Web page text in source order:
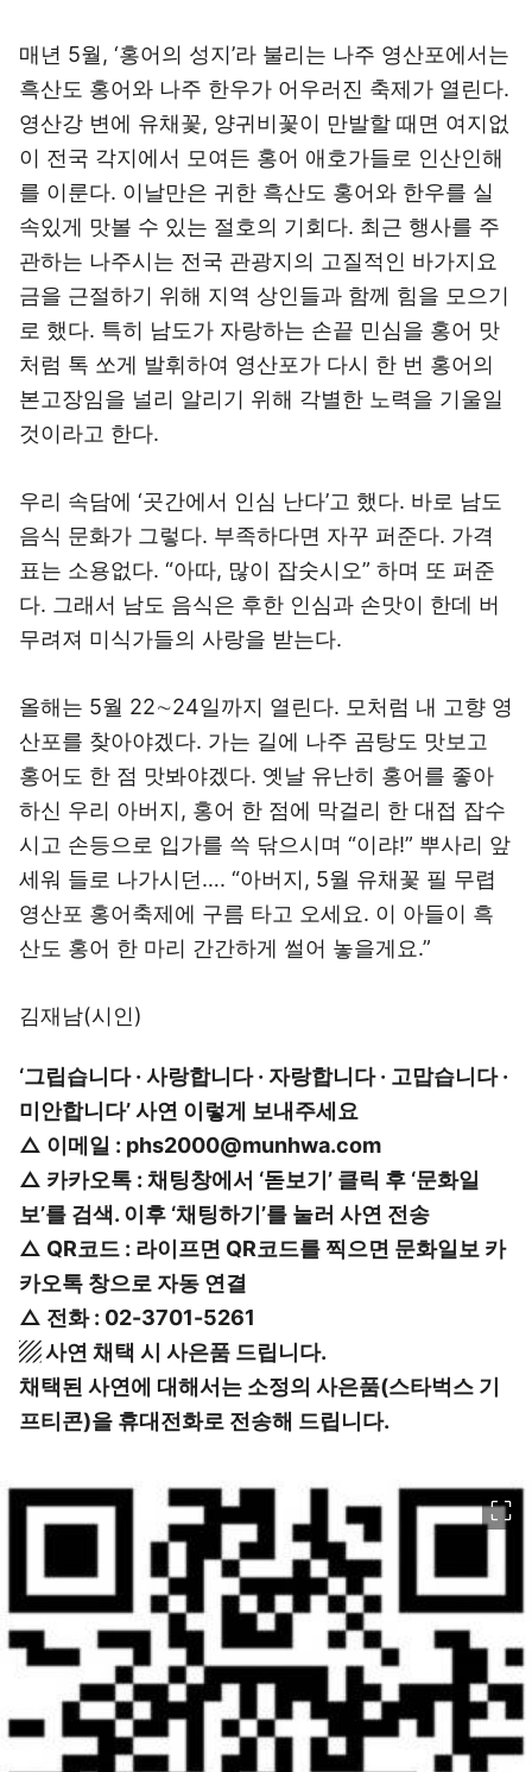
매년 5월, ‘홍어의 성지’라 불리는 나주 영산포에서는
흑산도 홍어와 나주 한우가 어우러진 축제가 열린다.
영산강 변에 유채꽃, 양귀비꽃이 만발할 때면 여지없
이 전국 각지에서 모여든 홍어 애호가들로 인산인해
를 이룬다. 이날만은 귀한 흑산도 홍어와 한우를 실
속있게 맛볼 수 있는 절호의 기회다. 최근 행사를 주
관하는 나주시는 전국 관광지의 고질적인 바가지요
금을 근절하기 위해 지역 상인들과 함께 힘을 모으기
로 했다. 특히 남도가 자랑하는 손끝 민심을 홍어 맛
처럼 톡 쏘게 발휘하여 영산포가 다시 한 번 홍어의
본고장임을 널리 알리기 위해 각별한 노력을 기울일
것이라고 한다.
우리 속담에 ‘곳간에서 인심 난다’고 했다. 바로 남도
음식 문화가 그렇다. 부족하다면 자꾸 퍼준다. 가격
표는 소용없다. “아따, 많이 잡숫시오” 하며 또 퍼준
다. 그래서 남도 음식은 후한 인심과 손맛이 한데 버
무려져 미식가들의 사랑을 받는다.
올해는 5월 22∼24일까지 열린다. 모처럼 내 고향 영
산포를 찾아야겠다. 가는 길에 나주 곰탕도 맛보고
홍어도 한 점 맛봐야겠다. 옛날 유난히 홍어를 좋아
하신 우리 아버지, 홍어 한 점에 막걸리 한 대접 잡수
시고 손등으로 입가를 쓱 닦으시며 “이랴!” 뿌사리 앞
세워 들로 나가시던…. “아버지, 5월 유채꽃 필 무렵
영산포 홍어축제에 구름 타고 오세요. 이 아들이 흑
산도 홍어 한 마리 간간하게 썰어 놓을게요.”
김재남(시인)
‘그립습니다 · 사랑합니다 · 자랑합니다 · 고맙습니다 ·
미안합니다’ 사연 이렇게 보내주세요
△ 이메일 : phs2000@munhwa.com
△ 카카오톡 : 채팅창에서 ‘돋보기’ 클릭 후 ‘문화일
보’를 검색. 이후 ‘채팅하기’를 눌러 사연 전송
△ QR코드 : 라이프면 QR코드를 찍으면 문화일보 카
카오톡 창으로 자동 연결
△ 전화 : 02-3701-5261
▨ 사연 채택 시 사은품 드립니다.
채택된 사연에 대해서는 소정의 사은품(스타벅스 기
프티콘)을 휴대전화로 전송해 드립니다.